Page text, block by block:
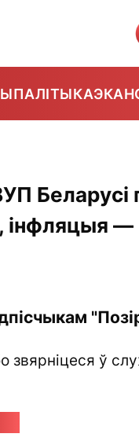
ПАЛІТЫКА
Беларусі
інфляцыя —
звярніцеся ў